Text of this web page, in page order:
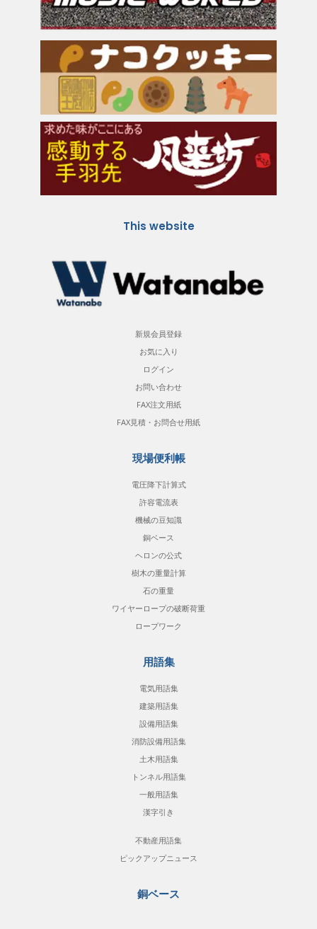
This website
新規会員登録
お気に入り
ログイン
お問い合わせ
FAX注文用紙
FAX見積・お問合せ用紙
現場便利帳
電圧降下計算式
許容電流表
機械の豆知識
銅ベース
ヘロンの公式
樹木の重量計算
石の重量
ワイヤーロープの破断荷重
ロープワーク
用語集
電気用語集
建築用語集
設備用語集
消防設備用語集
土木用語集
トンネル用語集
一般用語集
漢字引き
不動産用語集
ピックアップニュース
銅ベース